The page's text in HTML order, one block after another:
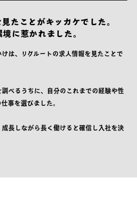
たことがキッカケでした。
に惹かれました。
は、リクルートの求人情報を見たことで
べるうちに、自分のこれまでの経験や性
事を選びました。
長しながら長く働けると確信し入社を決